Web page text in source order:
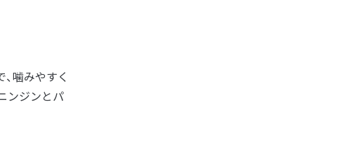
噛みやすく
ンジンとパ